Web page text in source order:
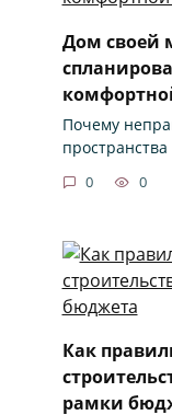
Дом своей
Почему
0 0
Как
рамки